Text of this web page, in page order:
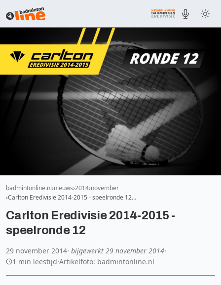
badmintonline.nl nieuws 2014 november
Carlton Eredivisie 2014-2015 - speelronde 12…
Carlton Eredivisie 2014-2015 -
speelronde 12
29 november 2014· bijgewerkt 29 november 2014·
1 min leestijd·Artikelfoto: badmintonline.nl